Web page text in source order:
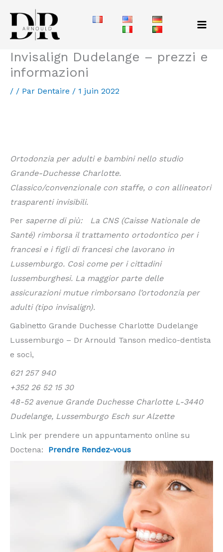
contenu
Invisalign Dudelange – prezzi e
informazioni
/ / Par Dentaire / 1 juin 2022
Ortodonzia per adulti e bambini nello studio
Grande-Duchesse Charlotte.
Classico/convenzionale con staffe, o con allineatori
trasparenti invisibili.
Per saperne di più: La CNS (Caisse Nationale de
Santé) rimborsa il trattamento ortodontico per i
francesi e i figli di francesi che lavorano in
Lussemburgo. Così come per i cittadini
lussemburghesi. La maggior parte delle
assicurazioni mutue rimborsano l’ortodonzia per
adulti (tipo invisalign).
Gabinetto Grande Duchesse Charlotte Dudelange
Lussemburgo – Dr Arnould Tanson medico-dentista
e soci,
621 257 940
+352 26 52 15 30
48-52 avenue Grande Duchesse Charlotte L-3440
Dudelange, Lussemburgo Esch sur Alzette
Link per prendere un appuntamento online su
Doctena: Prendre Rendez-vous